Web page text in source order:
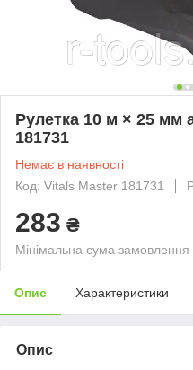
Рулетка 10 м × 25 мм
181731
Немає в наявності
Код: Vitals Master 181731
283 ₴
Мінімальна сума
Опис Характеристики
Опис